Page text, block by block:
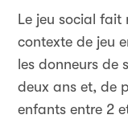
Le jeu social fait
contexte de jeu
les donneurs de
deux ans et, de
enfants entre 2